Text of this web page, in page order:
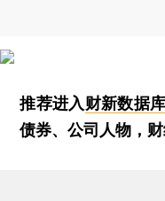
推荐进入财新数据库
债券、公司人物，财